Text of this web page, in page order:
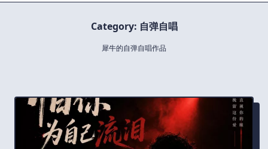
Category: 自弹自唱
犀牛的自弹自唱作品